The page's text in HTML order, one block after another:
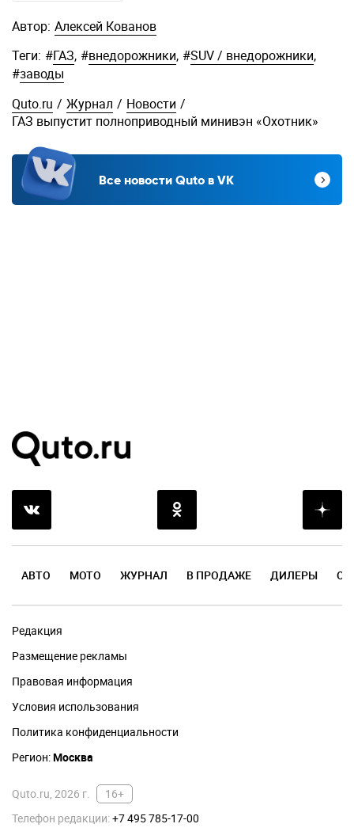
Автор: Алексей Кованов
Теги: #ГАЗ, #внедорожники, #SUV / внедорожники,
#заводы
Quto.ru / Журнал / Новости /
ГАЗ выпустит полноприводный минивэн «Охотник»
Все новости Quto в VK
АВТО МОТО ЖУРНАЛ В ПРОДАЖЕ ДИЛЕРЫ
Редакция
Размещение рекламы
Правовая информация
Условия использования
Политика конфиденциальности
Регион:Москва
Quto.ru, 2026 г.
16+
Телефон редакции:+7 495 785-17-00